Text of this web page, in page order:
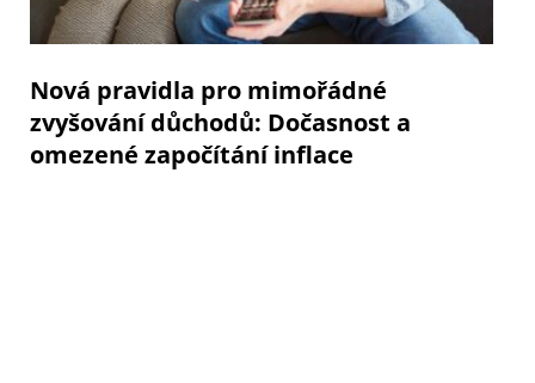
Nová pravidla pro mimořádné
zvyšování důchodů: Dočasnost a
omezené započítání inflace